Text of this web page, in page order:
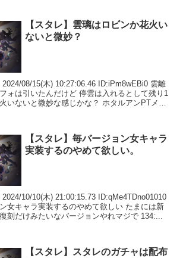
【スタレ】雲璃はロビンか花火い
ないと微妙？
08/15(木) 10:27:06.46 ID:iPm8wEBi0 雲離
ォは引いたんだけど 停雲は入れるとして残り1
いないと微妙な感じかな？ ホタルアンPTメイ
【スタレ】毎バージョン女キャラ
実装するのやめて欲しい。
10/10(木) 21:00:15.73 ID:qMe4TDno01010
女キャラ実装するのやめて欲しい たまには新
刻だけみたいなバージョンやれマジで 134:...
【スタレ】スタレのガチャは配布